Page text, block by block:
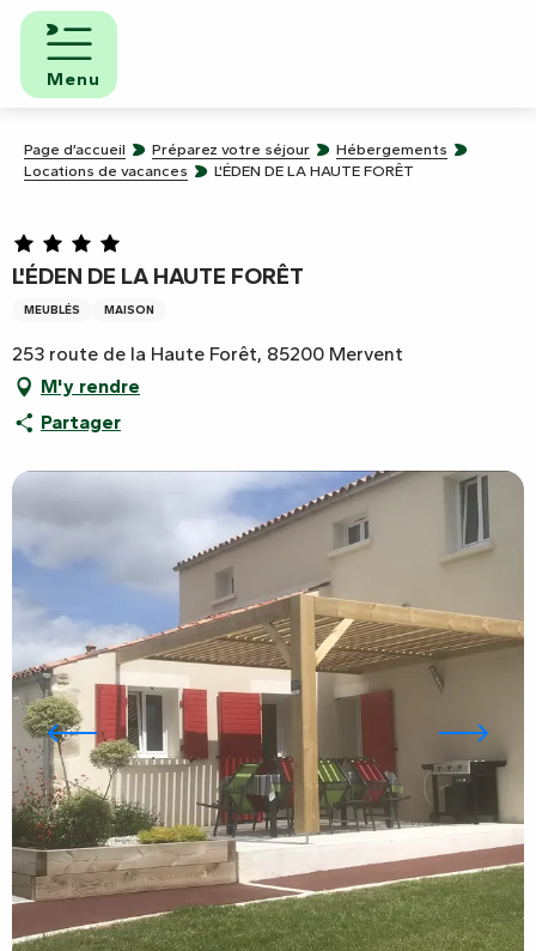
Aller
contenu
principal
Menu
Page d’accueil Préparez votre séjour
Hébergements
Locations de vacances
L'ÉDEN DE LA HAUTE FORÊT
L'ÉDEN DE LA HAUTE FORÊT
MEUBLÉS MAISON
253 route de la Haute Forêt, 85200 Mervent
M'y rendre
Partager